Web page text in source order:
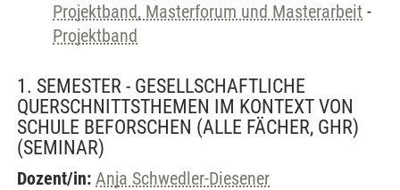
Projektband, Masterforum und Masterarbeit -
Projektband
1. SEMESTER - GESELLSCHAFTLICHE
QUERSCHNITTSTHEMEN IM KONTEXT VON
SCHULE BEFORSCHEN (ALLE FÄCHER, GHR)
(SEMINAR)
Dozent/in: Anja Schwedler-Diesener